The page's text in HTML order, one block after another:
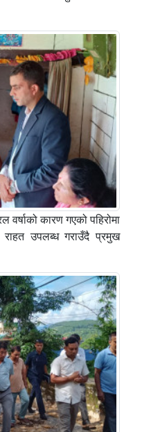
कारण गएको पहिरोमा
राहत उपलब्ध गराउँदै प्रमुख